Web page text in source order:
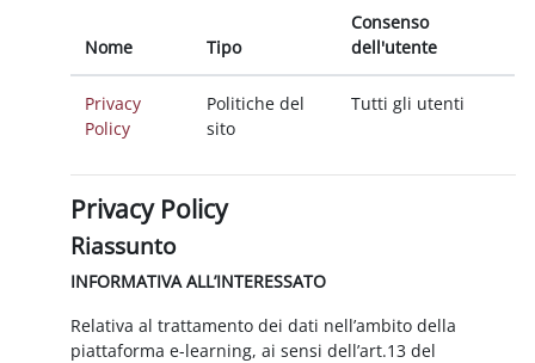
Nome Tipo
Consenso
dell'utente
Privacy
Policy
Politiche del
sito
Tutti gli utenti
Privacy Policy
Riassunto
INFORMATIVA ALL’INTERESSATO
Relativa al trattamento dei dati nell’ambito della
piattaforma e-learning, ai sensi dell’art.13 del